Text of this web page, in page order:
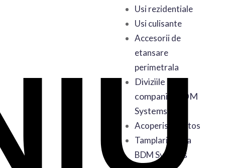
Usi rezidentiale
Usi culisante
Accesorii de
etansare
perimetrala
Diviziile
companiei BDM
Systems
Acoperis Sanatos
Tamplarie de la
BDM Systems